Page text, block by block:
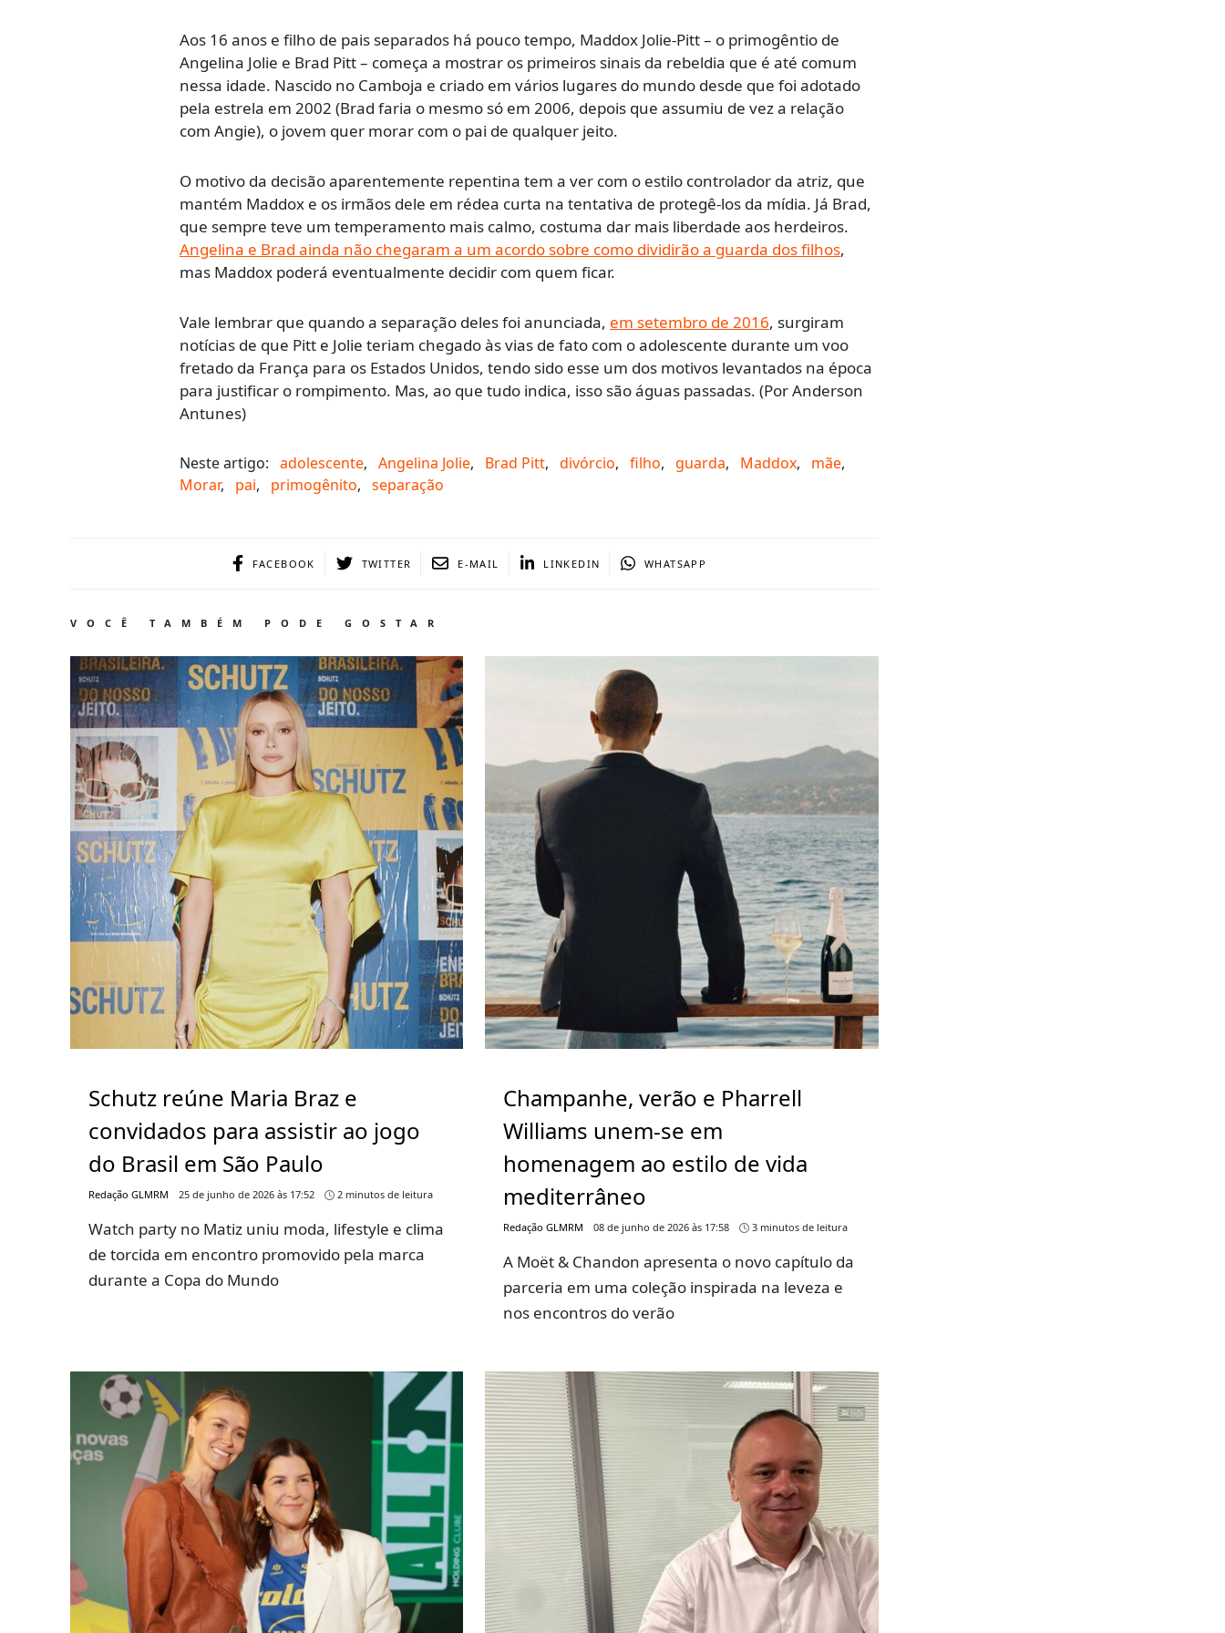
Aos 16 anos e filho de pais separados há pouco tempo, Maddox Jolie-Pitt – o primogêntio de
Angelina Jolie e Brad Pitt – começa a mostrar os primeiros sinais da rebeldia que é até comum
nessa idade. Nascido no Camboja e criado em vários lugares do mundo desde que foi adotado
pela estrela em 2002 (Brad faria o mesmo só em 2006, depois que assumiu de vez a relação
com Angie), o jovem quer morar com o pai de qualquer jeito.
O motivo da decisão aparentemente repentina tem a ver com o estilo controlador da atriz, que
mantém Maddox e os irmãos dele em rédea curta na tentativa de protegê-los da mídia. Já Brad,
que sempre teve um temperamento mais calmo, costuma dar mais liberdade aos herdeiros.
Angelina e Brad ainda não chegaram a um acordo sobre como dividirão a guarda dos filhos,
mas Maddox poderá eventualmente decidir com quem ficar.
Vale lembrar que quando a separação deles foi anunciada, em setembro de 2016, surgiram
notícias de que Pitt e Jolie teriam chegado às vias de fato com o adolescente durante um voo
fretado da França para os Estados Unidos, tendo sido esse um dos motivos levantados na época
para justificar o rompimento. Mas, ao que tudo indica, isso são águas passadas. (Por Anderson
Antunes)
Neste artigo: adolescente, Angelina Jolie, Brad Pitt, divórcio, filho, guarda, Maddox, mãe,
Morar, pai, primogênito, separação
FACEBOOK TWITTER E-MAIL LINKEDIN WHATSAPP
VOCÊ TAMBÉM PODE GOSTAR
Schutz reúne Maria Braz e
convidados para assistir ao jogo
do Brasil em São Paulo
Redação GLMRM 25 de junho de 2026 às 17:52 2 minutos de leitura
Watch party no Matiz uniu moda, lifestyle e clima
de torcida em encontro promovido pela marca
durante a Copa do Mundo
Champanhe, verão e Pharrell
Williams unem-se em
homenagem ao estilo de vida
mediterrâneo
Redação GLMRM 08 de junho de 2026 às 17:58 3 minutos de leitura
A Moët & Chandon apresenta o novo capítulo da
parceria em uma coleção inspirada na leveza e
nos encontros do verão